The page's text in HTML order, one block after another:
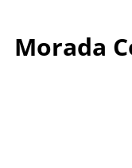
Morada